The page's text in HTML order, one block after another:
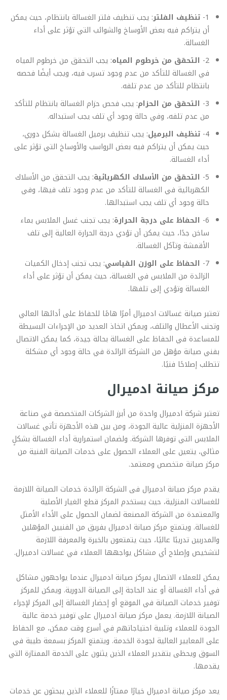
1- تنظيف الفلتر: يجب تنظيف فلتر الغسالة بانتظام، حيث يمكن
أن يتراكم فيه بعض الأوساخ والشوائب التي تؤثر على أداء
الغسالة.
2- التحقق من خرطوم المياه: يجب التحقق من خرطوم المياه
في الغسالة للتأكد من عدم وجود تسرب فيه، ويجب أيضًا فحصه
بانتظام للتأكد من عدم تلفه.
3- التحقق من الحزام: يجب فحص حزام الغسالة بانتظام للتأكد
من عدم تلفه، وفي حالة وجود أي تلف يجب استبداله.
4- تنظيف البرميل: يجب تنظيف برميل الغسالة بشكل دوري،
حيث يمكن أن يتراكم فيه بعض الرواسب والأوساخ التي تؤثر على
أداء الغسالة.
5- التحقق من الأسلاك الكهربائية: يجب التحقق من الأسلاك
الكهربائية في الغسالة للتأكد من عدم وجود تلف فيها، وفي
حالة وجود أي تلف يجب استبدالها.
6- الحفاظ على درجة الحرارة: يجب تجنب غسل الملابس بماء
ساخن جدًا، حيث يمكن أن تؤدي درجة الحرارة العالية إلى تلف
الأقمشة وتآكل الغسالة.
7- الحفاظ على الوزن القياسي: يجب تجنب إدخال الكميات
الزائدة من الملابس في الغسالة، حيث يمكن أن تؤثر على أداء
الغسالة وتؤدي إلى تلفها.
تعتبر صيانة غسالات ادميرال أمرًا هامًا للحفاظ على أدائها العالي
وتجنب الأعطال والتلف، ويمكن اتخاذ العديد من الإجراءات البسيطة
للمساعدة في الحفاظ على الغسالة بحالة جيدة، كما يمكن الاتصال
بفني صيانة مؤهل من الشركة الرائدة في حالة وجود أي مشكلة
تتطلب إصلاحًا فنيًا.
مركز صيانة ادميرال
تعتبر شركة ادميرال واحدة من أبرز الشركات المتخصصة في صناعة
الأجهزة المنزلية عالية الجودة، ومن بين هذه الأجهزة تأتي غسالات
الملابس التي توفرها الشركة. ولضمان استمرارية أداء الغسالة بشكلٍ
مثالي، يتعين على العملاء الحصول على خدمات الصيانة الفنية من
مركز صيانة متخصص ومعتمد.
يقدم مركز صيانة ادميرال فى الشركة الرائدة خدمات الصيانة اللازمة
للغسالات المنزلية، حيث يستخدم المركز قطع الغيار الأصلية
والمعتمدة من الشركة المصنعة لضمان الحصول على الأداء الأمثل
للغسالة. ويتمتع مركز صيانة ادميرال بفريق من الفنيين المؤهلين
والمدربين تدريبًا عاليًا، حيث يتمتعون بالخبرة والمعرفة اللازمة
لتشخيص وإصلاح أي مشاكل يواجهها العملاء في غسالات ادميرال.
يمكن للعملاء الاتصال بمركز صيانة ادميرال عندما يواجهون مشاكل
في أداء الغسالة أو عند الحاجة إلى الصيانة الدورية. ويمكن للمركز
توفير خدمات الصيانة في الموقع أو إحضار الغسالة إلى المركز لإجراء
الصيانة اللازمة. يعمل مركز صيانة ادميرال على توفير خدمة عالية
الجودة للعملاء وتلبية احتياجاتهم في أسرع وقت ممكن، مع الحفاظ
على المعايير العالية لجودة الخدمة. ويتمتع المركز بسمعة طيبة في
السوق ويحظى بتقدير العملاء الذين يثنون على الخدمة الممتازة التي
يقدمها.
يعد مركز صيانة ادميرال خيارًا ممتازًا للعملاء الذين يبحثون عن خدمات